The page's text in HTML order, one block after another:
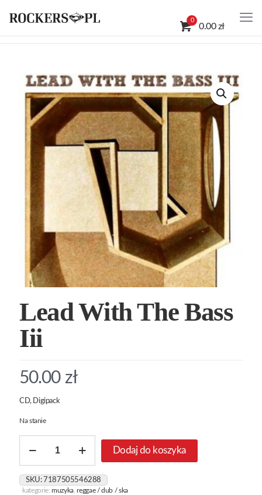
0
0.00 zł
Lead With The Bass
Iii
50.00 zł
CD, Digipack
Na stanie
Lead
The
Bass
Dodaj do koszyka
SKU: 7187505546288
kategorie:muzyka,reggae / dub / ska